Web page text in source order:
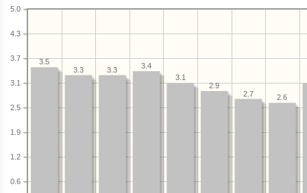
0.6
1.2
1.9
2.5
3.1
3.7
4.3
5.0
2.6
2.7
2.9
3.1
3.4
3.3
3.3
3.5